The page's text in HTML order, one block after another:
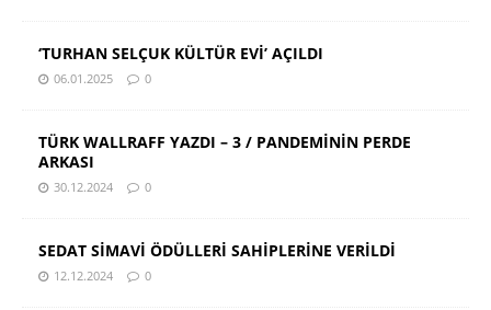
‘TURHAN SELÇUK KÜLTÜR EVİ’ AÇILDI
06.01.2025 0
TÜRK WALLRAFF YAZDI – 3 / PANDEMİNİN PERDE
ARKASI
30.12.2024 0
SEDAT SİMAVİ ÖDÜLLERİ SAHİPLERİNE VERİLDİ
12.12.2024 0